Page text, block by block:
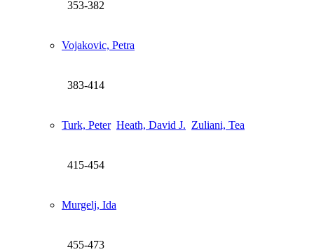
353-382
Vojakovic, Petra
383-414
Turk, Peter Heath, David J. Zuliani, Tea
415-454
Murgelj, Ida
455-473